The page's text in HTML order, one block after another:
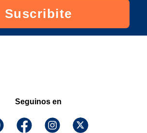
Suscribite
Seguinos en